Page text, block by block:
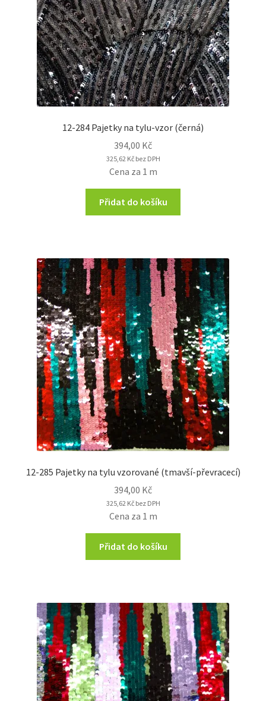
12-284 Pajetky na tylu-vzor (černá)
394,00 Kč
325,62 Kčbez DPH
Cena za 1 m
Přidat do košíku
12-285 Pajetky na tylu vzorované (tmavší-převracecí)
394,00 Kč
325,62 Kčbez DPH
Cena za 1 m
Přidat do košíku